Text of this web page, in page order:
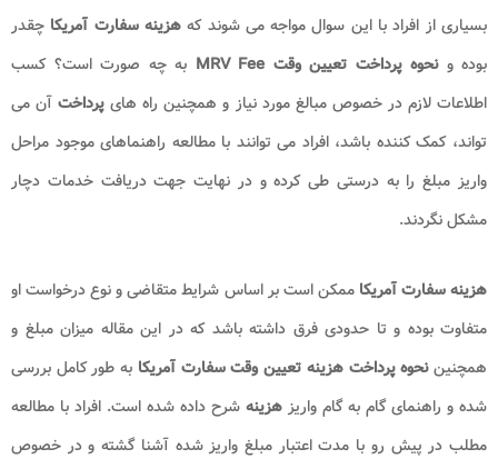
بسیاری از افراد با این سوال مواجه می شوند کههزینه سفارت آمریکا چقدر
بوده ونحوه پرداخت تعیین وقت MRV Fee​
به چه صورت است؟ کسب
اطلاعات لازم در خصوص مبالغ مورد نیاز و همچنین راه های پرداخت آن می
تواند، کمک کننده باشد، افراد می توانند با مطالعه راهنماهای موجود مراحل
واریز مبلغ را به درستی طی کرده و در نهایت جهت دریافت خدمات دچار
مشکل نگردند.
هزینه سفارت آمریکا ممکن است بر اساس شرایط متقاضی و نوع درخواست او
متفاوت بوده و تا حدودی فرق داشته باشد که در این مقاله میزان مبلغ و
همچنیننحوه پرداخت هزینه تعیین وقت سفارت آمریکا به طور کامل بررسی
شده و راهنمای گام به گام واریز هزینه شرح داده شده است. افراد با مطالعه
مطلب در پیش رو با مدت اعتبار مبلغ واریز شده آشنا گشته و در خصوص